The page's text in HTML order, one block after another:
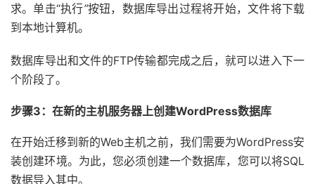
求。单击“执行”按钮，数据库导出过程将开始，文件将下载
到本地计算机。
数据库导出和文件的FTP传输都完成之后，就可以进入下一
个阶段了。
步骤3：在新的主机服务器上创建WordPress数据库
在开始迁移到新的Web主机之前，我们需要为WordPress安
装创建环境。为此，您必须创建一个数据库，您可以将SQL
数据导入其中。